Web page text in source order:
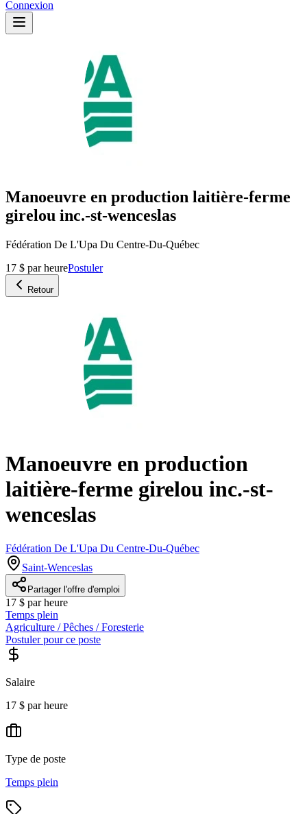
Connexion
Manoeuvre en production laitière-ferme
girelou inc.-st-wenceslas
Fédération De L'Upa Du Centre-Du-Québec
17 $ par heurePostuler
Retour
Manoeuvre en production
laitière-ferme girelou inc.-st-
wenceslas
Fédération De L'Upa Du Centre-Du-Québec
Saint-Wenceslas
Partager l'offre d'emploi
17 $ par heure
Temps plein
Agriculture / Pêches / Foresterie
Postuler pour ce poste
Salaire
17 $ par heure
Type de poste
Temps plein